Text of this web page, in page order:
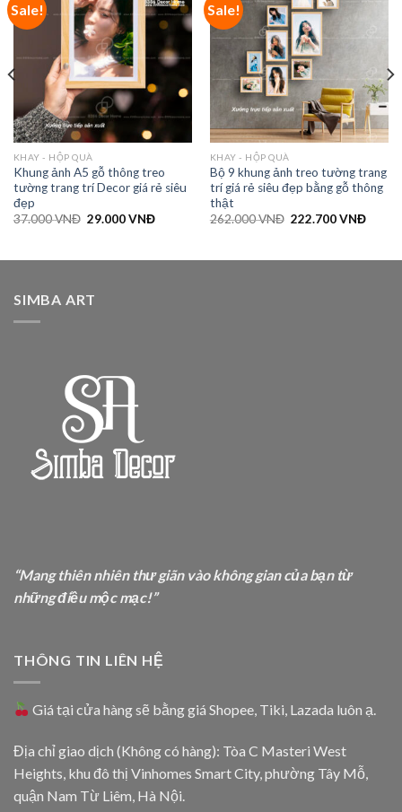
Sale!
KHAY - HỘP QUÀ
Khung ảnh A5 gỗ thông treo
tường trang trí Decor giá rẻ siêu
đẹp
37.000VNĐ 29.000VNĐ
Sale!
KHAY - HỘP QUÀ
Bộ 9 khung ảnh treo tường trang
trí giá rẻ siêu đẹp bằng gỗ thông
thật
262.000VNĐ 222.700VNĐ
SIMBA ART
“Mang thiên nhiên thư giãn vào không gian của bạn từ
những điều mộc mạc!”
THÔNG TIN LIÊN HỆ
Giá tại cửa hàng sẽ bằng giáShopee Tiki Lazada luôn ạ.
Địa chỉ giao dịch (Không có hàng): Tòa C Masteri West
Heights, khu đô thị Vinhomes Smart City, phường Tây Mỗ,
quận Nam Từ Liêm, Hà Nội.